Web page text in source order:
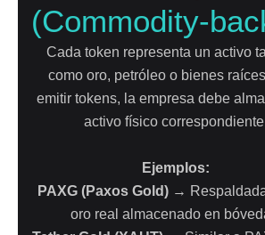
(Commodity-
Cada token representa un activo
como oro, petróleo o bienes
emitir tokens, la empresa debe
activo físico
Ejemplos:
PAXG (Paxos Gold)→
oro real almacenado en